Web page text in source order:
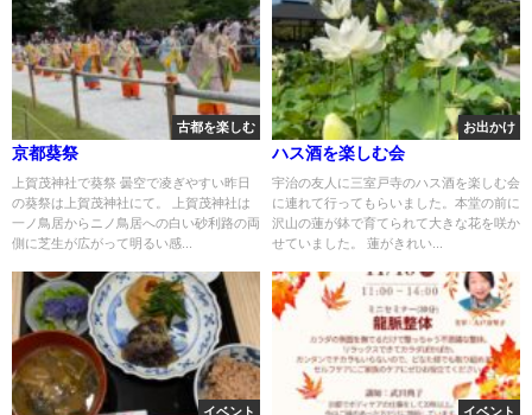
古都を楽しむ
京都葵祭
上賀茂神社で葵祭 曇空で凌ぎやすい昨日
の葵祭は上賀茂神社にて。 上賀茂神社は
一ノ鳥居からニノ鳥居への白い砂利路の両
側に芝生が広がって明るい感...
お出かけ
ハス酒を楽しむ会
宇治の友人に三室戸寺のハス酒を楽しむ会
に連れて行ってもらいました。本堂の前に
沢山の蓮が鉢で育てられて大きな花を咲か
せていました。 蓮がきれい...